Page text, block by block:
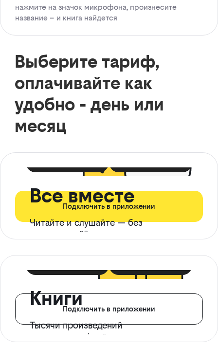
нажмите на значок микрофона, произнесите
название – и книга найдется
Выберите тариф,
оплачивайте как
удобно - день или
месяц
Все вместе
Читайте и слушайте — без
ограничений*
Подключить в приложении
Книги
Тысячи произведений
с доступом офлайн
Подключить в приложении